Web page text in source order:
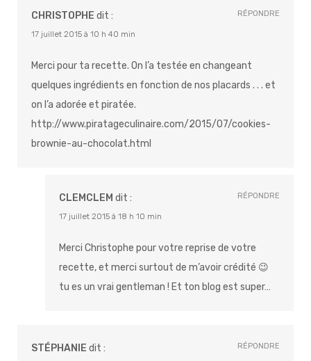
CHRISTOPHE dit :
17 juillet 2015 à 10 h 40 min
Merci pour ta recette. On l’a testée en changeant
quelques ingrédients en fonction de nos placards . . . et
on l’a adorée et piratée.
http://www.piratageculinaire.com/2015/07/cookies-
brownie-au-chocolat.html
RÉPONDRE
CLEMCLEM dit :
17 juillet 2015 à 18 h 10 min
Merci Christophe pour votre reprise de votre
recette, et merci surtout de m’avoir crédité 😉
tu es un vrai gentleman ! Et ton blog est super…
RÉPONDRE
STÉPHANIE dit : RÉPONDRE